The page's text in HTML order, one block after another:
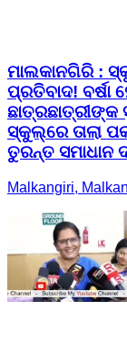
ମାଲକାନଗିରି :
ପ୍ରତିବାଦ! ବର୍ଷା
ସ୍କୁଲ୍‌ରେ ତାଲା
ତୁରନ୍ତ ସମାଧାନ
Malkangiri,